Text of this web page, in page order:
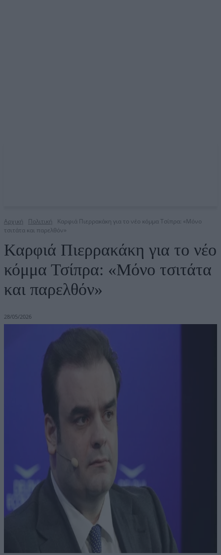
Αρχική Πολιτική
Καρφιά Πιερρακάκη για το νέο κόμμα Τσίπρα: «Μόνο
τσιτάτα και παρελθόν»
Καρφιά Πιερρακάκη για το νέο
κόμμα Τσίπρα: «Μόνο τσιτάτα
και παρελθόν»
28/05/2026